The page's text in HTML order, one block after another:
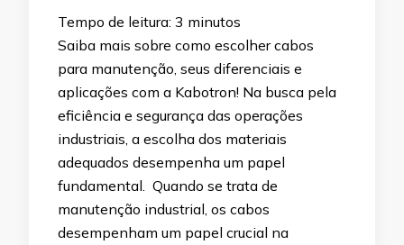
Tempo de leitura: 3 minutos
Saiba mais sobre como escolher cabos
para manutenção, seus diferenciais e
aplicações com a Kabotron! Na busca pela
eficiência e segurança das operações
industriais, a escolha dos materiais
adequados desempenha um papel
fundamental. Quando se trata de
manutenção industrial, os cabos
desempenham um papel crucial na